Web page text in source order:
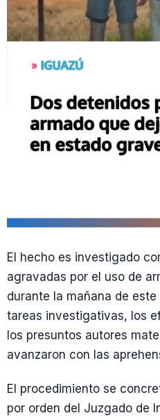
El hecho es investigado
agravadas por el uso de
durante la mañana de
tareas investigativas, los
los presuntos autores
avanzaron con las
El procedimiento se
por orden del Juzgado de